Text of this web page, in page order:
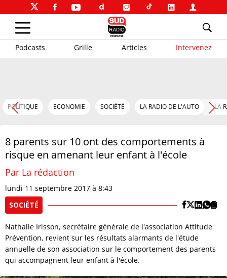
Podcasts Grille Articles Intervenez
POLITIQUE ECONOMIE SOCIÉTÉ LA RADIO DE L'AUTO LA
8 parents sur 10 ont des comportements à
risque en amenant leur enfant à l'école
Par La rédaction
lundi 11 septembre 2017 à 8:43
SOCIÉTÉ
Nathalie Irisson, secrétaire générale de l'association Attitude
Prévention, revient sur les résultats alarmants de l'étude
annuelle de son association sur le comportement des parents
qui accompagnent leur enfant à l'école.